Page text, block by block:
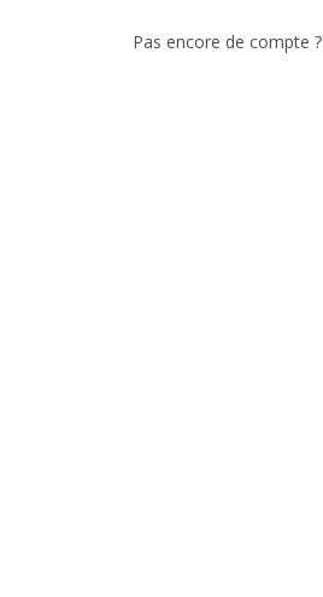
Pas encore de compte ?